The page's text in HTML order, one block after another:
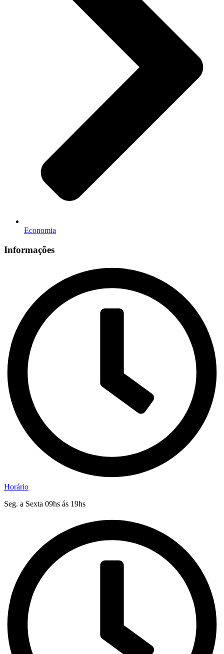
Economia
Informações
Horário
Seg. a Sexta 09hs ás 19hs